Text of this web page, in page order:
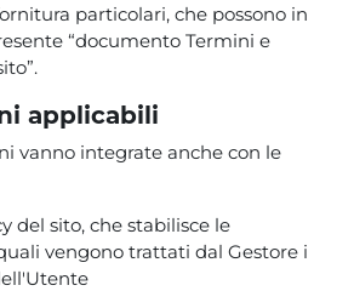
particolari, che possono in
“documento Termini e
applicabili
vanno integrate anche con le
del sito, che stabilisce le
vengono trattati dal Gestore i